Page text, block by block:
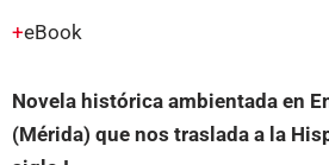
eBook
Novela histórica ambientada en
(Mérida) que nos traslada a la